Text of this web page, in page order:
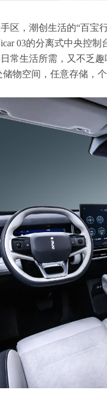
区，潮创生活的“百宝
03的分离式中央控制
常生活所需，又不乏
物空间，任意存储，